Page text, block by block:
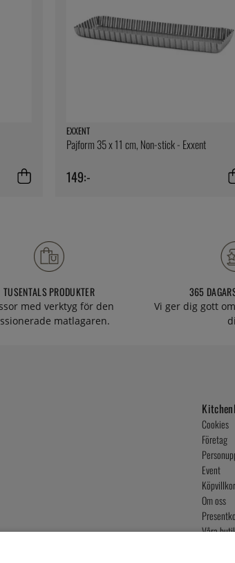
EXXENT
Pajform 35 x 11 cm, Non-stick - Exxent
149:-
TUSENTALS PRODUKTER
med verktyg för den
matlagaren.
365
Vi ger dig gott
Cookies
Företag
Event
Köpvillkor
Om oss
Våra